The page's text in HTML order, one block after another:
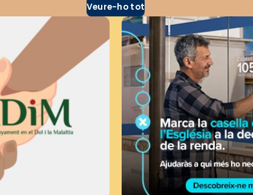
Veure-ho tot